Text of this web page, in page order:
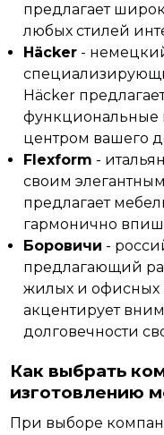
предлагает
любых стилей
Häcker -
Häcker
функциональные
центром вашего
Flexform -
своим
предлагает
гармонично
Боровичи -
предлагающий
жилых и офисных
акцентирует
долговечности
Как выбрать
изготовлению
При выборе